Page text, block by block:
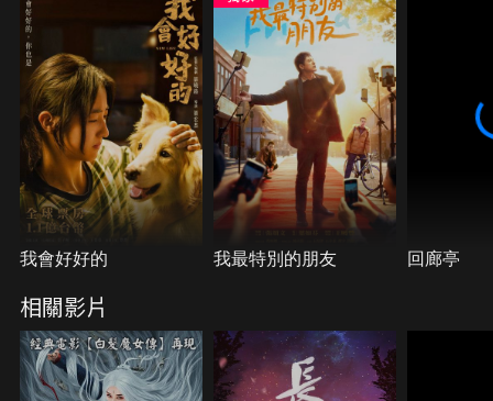
我會好好的 我最特別的朋友 回廊亭
相關影片